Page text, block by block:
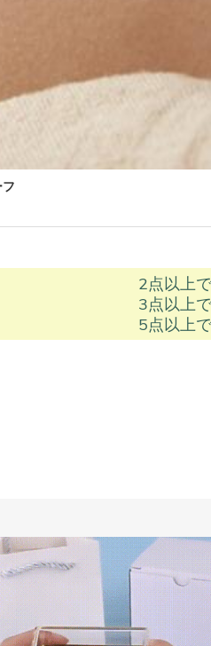
2点以上
3点以上
5点以上